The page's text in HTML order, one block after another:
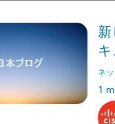
新
ネ
1